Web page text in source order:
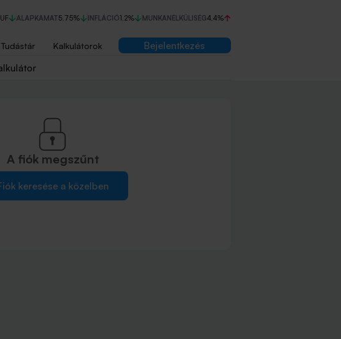
ALAPKAMAT5,75% INFLÁCIÓ1,2% MUNKANÉLKÜLISÉG4,4%
Tudástár Kalkulátorok
Bejelentkezés
A fiók megszűnt
keresése a közelben